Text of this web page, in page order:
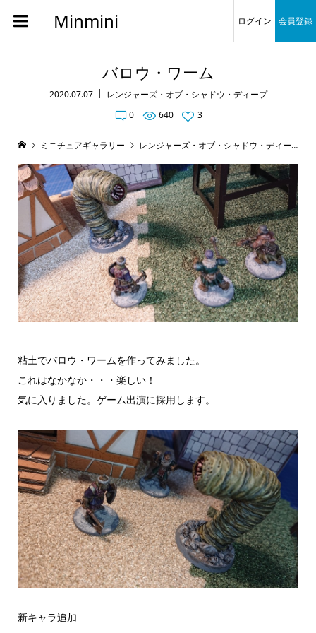
Minmini ログイン 会員登録
バロウ・ワーム
2020.07.07
レンジャーズ・オブ・シャドウ・ディープ
0
640 3
ミニチュアギャラリー レンジャーズ・オブ・シャドウ・ディープ
粘土でバロウ・ワームを作ってみました。
これはなかなか・・・楽しい！
気に入りました。ゲーム出演に採用します。
新キャラ追加